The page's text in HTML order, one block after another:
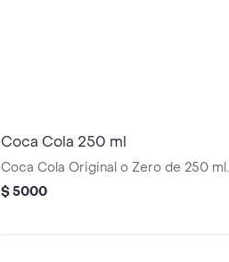
Coca Cola 250 ml
Coca Cola Original o Zero de 250 ml.
$ 5000